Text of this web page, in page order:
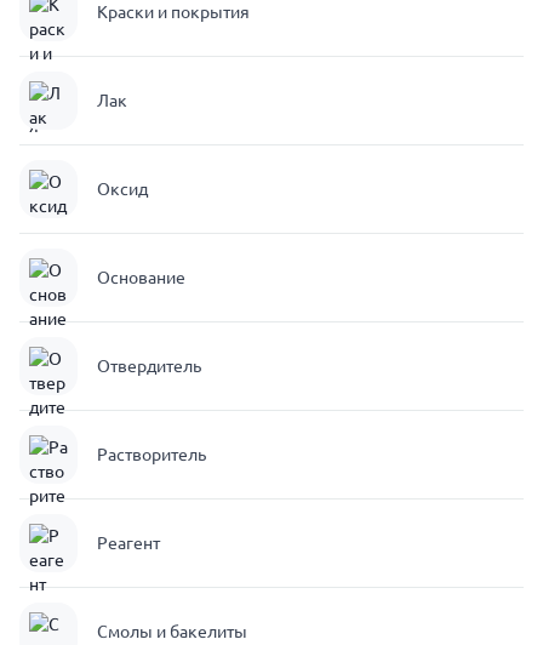
Краски и покрытия
Лак
Оксид
Основание
Отвердитель
Растворитель
Реагент
Смолы и бакелиты